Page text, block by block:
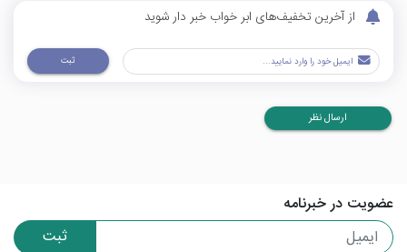
از آخرین تخفیف‌های ابر خواب خبر دار شوید
ثبت
ارسال نظر
عضویت در خبرنامه
ثبت